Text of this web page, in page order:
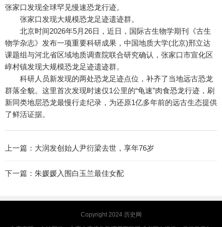
张家口发现全球罕见慢速恐龙行迹。
张家口发现大规模恐龙足迹遗迹群。
北京时间2026年5月26日，近日，国际古生物学期刊《古生
物学杂志》发布一项重要科研成果，中国地质大学(北京)邢立达
课题组与河北省区域地质调查院联合研究确认，张家口市宣化区
崞村镇发现大规模恐龙足迹遗迹群。
科研人员新发现的两处恐龙足迹点位，补齐了当地远古恐龙
群落全貌。这里首次发现时速仅1公里的“龟速”肉食恐龙行迹，刷
新同类地层恐龙最慢行走纪录，为还原1亿多年前的远古生态提供
了鲜活证据。
上一篇： 大润发创始人尹衍梁去世，享年76岁
下一篇： 朱媛媛入围白玉兰最佳女配
Copyright 2024 历史网